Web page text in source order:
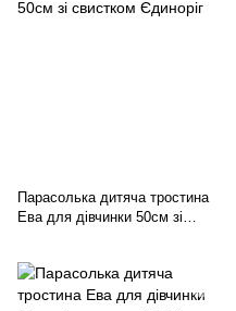
Парасолька дитяча тростина
Ева для дівчинки 50см зі